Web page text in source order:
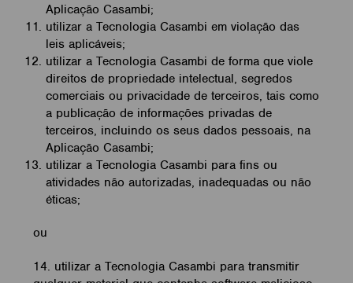
Aplicação Casambi;
utilizar a Tecnologia Casambi em violação das
leis aplicáveis;
utilizar a Tecnologia Casambi de forma que viole
direitos de propriedade intelectual, segredos
comerciais ou privacidade de terceiros, tais como
a publicação de informações privadas de
terceiros, incluindo os seus dados pessoais, na
Aplicação Casambi;
utilizar a Tecnologia Casambi para fins ou
atividades não autorizadas, inadequadas ou não
éticas;
ou
14. utilizar a Tecnologia Casambi para transmitir